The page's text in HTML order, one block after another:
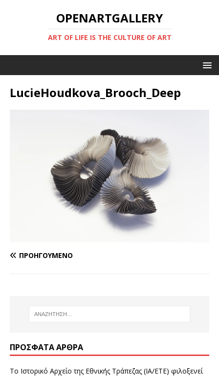
OPENARTGALLERY
ART OF LIFE IS THE CULTURE OF ART
LucieHoudkova_Brooch_Deep
ΠΡΟΗΓΟΎΜΕΝΟ
ΠΡΌΣΦΑΤΑ ΆΡΘΡΑ
Το Ιστορικό Αρχείο της Εθνικής Τράπεζας (ΙΑ/ΕΤΕ) φιλοξενεί